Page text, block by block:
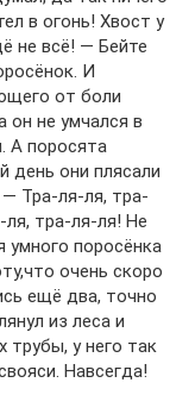
в огонь! Хвост у
не всё! — Бейте
И
от боли
он не умчался в
А поросята
день они плясали
— Тра-ля-ля, тра-
ля, тра-ля-ля! Не
умного поросёнка
очень скоро
ещё два, точно
из леса и
трубы, у него так
Навсегда!